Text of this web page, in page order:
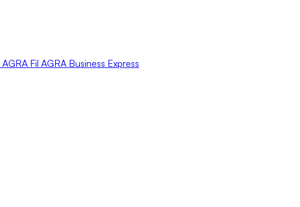
AGRA Fil AGRA Business Express